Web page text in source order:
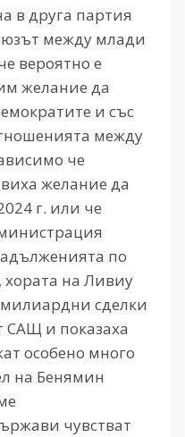
в друга партия
между млади
вероятно е
желание да
и със
между
че
желание да
г. или че
по
хората на Ливиу
сделки
САЩ и показаха
особено много
на Бенямин
чувстват